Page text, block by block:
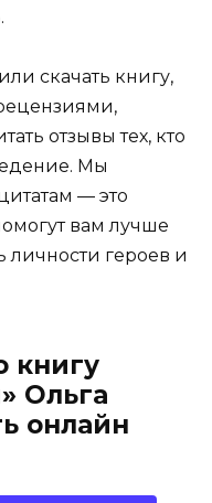
скачать книгу,
отзывы тех, кто
Мы
— это
вам лучше
личности героев и
книгу
Ольга
онлайн